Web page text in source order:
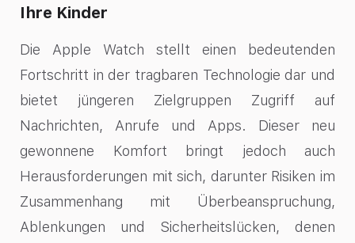
Ihre Kinder
Die Apple Watch stellt einen bedeutenden
Fortschritt in der tragbaren Technologie dar und
bietet jüngeren Zielgruppen Zugriff auf
Nachrichten, Anrufe und Apps. Dieser neu
gewonnene Komfort bringt jedoch auch
Herausforderungen mit sich, darunter Risiken im
Zusammenhang mit Überbeanspruchung,
Ablenkungen und Sicherheitslücken, denen